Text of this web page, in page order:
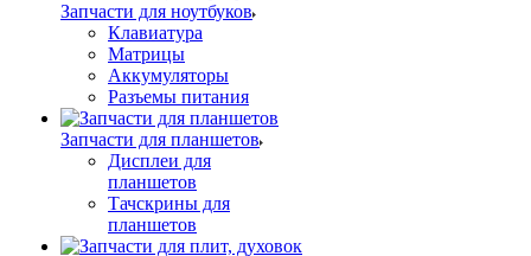
Запчасти для ноутбуков
Клавиатура
Матрицы
Аккумуляторы
Разъемы питания
Запчасти для планшетов
Дисплеи для
планшетов
Тачскрины для
планшетов